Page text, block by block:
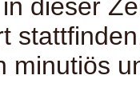
dieser
minutiös